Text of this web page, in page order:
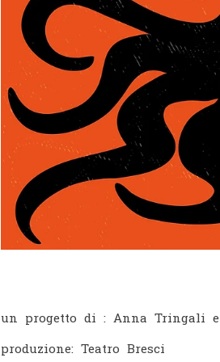
un progetto di : Anna Tringali e
produzione: Teatro Bresci